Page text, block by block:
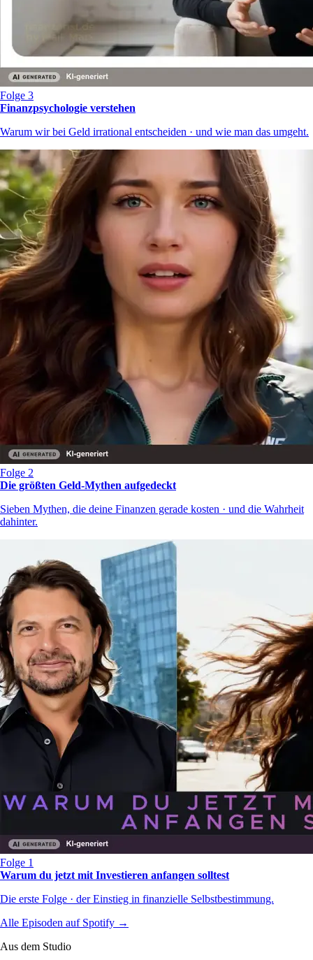
Folge 3
Finanzpsychologie verstehen
Warum wir bei Geld irrational entscheiden · und wie man das umgeht.
Folge 2
Die größten Geld-Mythen aufgedeckt
Sieben Mythen, die deine Finanzen gerade kosten · und die Wahrheit
dahinter.
Folge 1
Warum du jetzt mit Investieren anfangen solltest
Die erste Folge · der Einstieg in finanzielle Selbstbestimmung.
Alle Episoden auf Spotify →
Aus dem Studio